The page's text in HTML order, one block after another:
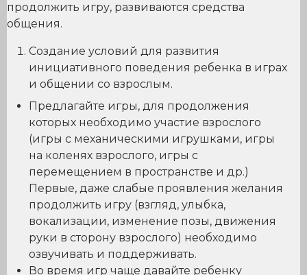
продолжить игру, развиваются средства
общения.
Создание условий для развития
инициативного поведения ребенка в играх
и общении со взрослым.
Предлагайте игры, для продолжения
которых необходимо участие взрослого
(игры с механическими игрушками, игры
на коленях взрослого, игры с
перемещением в пространстве и др.)
Первые, даже слабые проявления желания
продолжить игру (взгляд, улыбка,
вокализации, изменение позы, движения
руки в сторону взрослого) необходимо
озвучивать и поддерживать.
Во время игр чаще давайте ребенку